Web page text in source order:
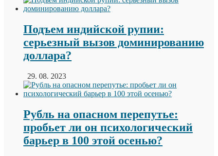
Подъем индийской рупии:
серьезный вызов доминированию
доллара?
29. 08. 2023
Рубль на опасном перепутье:
пробьет ли он психологический
барьер в 100 этой осенью?